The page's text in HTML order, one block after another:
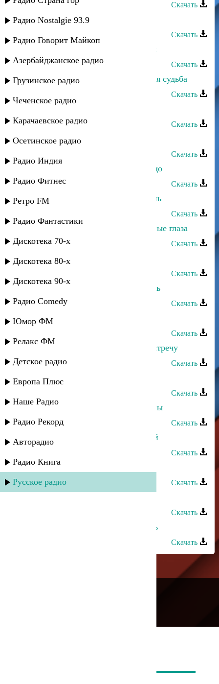
Радио Nostalgie 93.9
Радио Говорит Майкоп
Азербайджанское радио
Грузинское радио
Чеченское радио
Карачаевское радио
Осетинское радио
Радио Индия
Радио Фитнес
Ретро FM
Радио Фантастики
Дискотека 70-х
Дискотека 80-х
Дискотека 90-х
Радио Comedy
Юмор ФМ
Релакс ФМ
Детское радио
Европа Плюс
Наше Радио
Радио Рекорд
Авторадио
Радио Книга
Русское радио
Скачать
Тавус Магомедова - Мое желание
Скачать
Скачать
Тавус Магомедова - Дир талихi-моя судьба
Скачать
Скачать
Тавус Магомедова - Черные глаза
Скачать
Тавус Магомедова - Орлиное гнездо
Скачать
Тавус Магомедова - Горский парень
Скачать
Тавус Магомедова - Ой глаза, черные глаза
Скачать
Тавус Магомедова - О любви
Скачать
Тавус Магомедова - Не могу забыть
Скачать
Тавус Магомедова - Кавказ
Скачать
Тавус Магомедова - Приходи на встречу
Скачать
Тавус Магомедова - Письмо к тебе
Скачать
Тавус Магомедова - Мы неразлучны
Скачать
Тавус Магомедова - Единственный
Скачать
Тавус Магомедова - Виновата ли я
Скачать
Скачать
Тавус Магомедова - Вера и любовь
Скачать